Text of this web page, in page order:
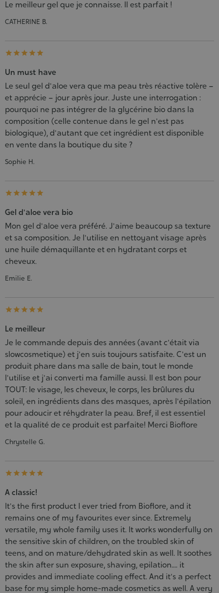
Le meilleur gel que je connaisse. Il est parfait !
CATHERINE B.
    
Un must have
Le seul gel d'aloe vera que ma peau très réactive tolère –
et apprécie – jour après jour. Juste une interrogation :
pourquoi ne pas intégrer de la glycérine bio dans la
composition (celle contenue dans le gel n'est pas
biologique), d'autant que cet ingrédient est disponible
en vente dans la boutique du site ?
Sophie H.
    
Gel d'aloe vera bio
Mon gel d'aloe vera préféré. J'aime beaucoup sa texture
et sa composition. Je l'utilise en nettoyant visage après
une huile démaquillante et en hydratant corps et
cheveux.
Emilie E.
    
Le meilleur
Je le commande depuis des années (avant c'était via
slowcosmetique) et j'en suis toujours satisfaite. C'est un
produit phare dans ma salle de bain, tout le monde
l'utilise et j'ai converti ma famille aussi. Il est bon pour
TOUT: le visage, les cheveux, le corps, les brûlures du
soleil, en ingrédients dans des masques, après l'épilation
pour adoucir et réhydrater la peau. Bref, il est essentiel
et la qualité de ce produit est parfaite! Merci Bioflore
Chrystelle G.
    
A classic!
It's the first product I ever tried from Bioflore, and it
remains one of my favourites ever since. Extremely
versatile, my whole family uses it. It works wonderfully on
the sensitive skin of children, on the troubled skin of
teens, and on mature/dehydrated skin as well. It soothes
the skin after sun exposure, shaving, epilation.... it
provides and immediate cooling effect. And it's a perfect
base for my simple home-made cosmetics as well. A very